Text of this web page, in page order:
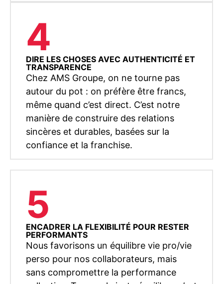
4
DIRE LES CHOSES AVEC AUTHENTICITÉ ET
TRANSPARENCE
Chez AMS Groupe, on ne tourne pas
autour du pot : on préfère être francs,
même quand c’est direct. C’est notre
manière de construire des relations
sincères et durables, basées sur la
confiance et la franchise.
5
ENCADRER LA FLEXIBILITÉ POUR RESTER
PERFORMANTS
Nous favorisons un équilibre vie pro/vie
perso pour nos collaborateurs, mais
sans compromettre la performance